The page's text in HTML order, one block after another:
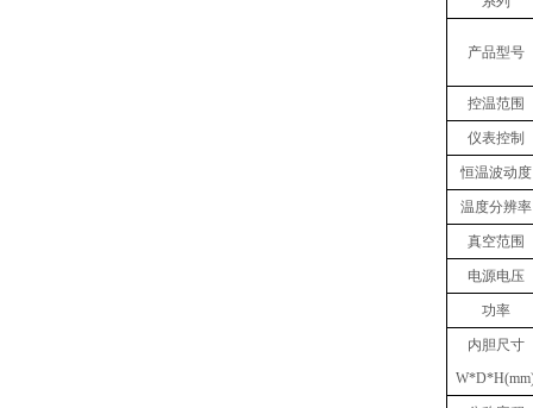
产品型号
控温范围
仪表控制
恒温波动度
温度分辨率
真空范围
电源电压
功率
内胆尺寸
W*D*